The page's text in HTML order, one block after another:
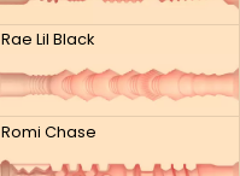
Rae Lil Black
Romi Chase